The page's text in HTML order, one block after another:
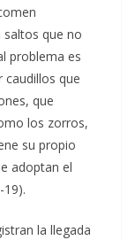
saltos que no
problema es
que
que
los zorros,
su propio
adoptan el
la llegada